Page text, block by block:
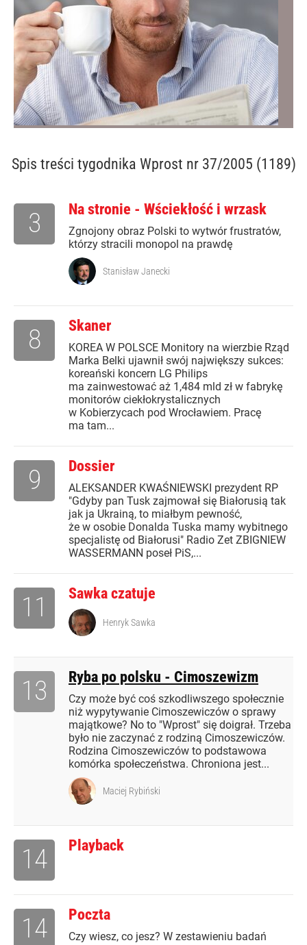
Spis treści tygodnika Wprost nr 37/2005 (1189)
Na stronie - Wściekłość i wrzask
Zgnojony obraz Polski to wytwór frustratów,
którzy stracili monopol na prawdę
3
Stanisław Janecki
Skaner
KOREA W POLSCE Monitory na wierzbie Rząd
Marka Belki ujawnił swój największy sukces:
koreański koncern LG Philips
ma zainwestować aż 1,484 mld zł w fabrykę
monitorów ciekłokrystalicznych
w Kobierzycach pod Wrocławiem. Pracę
ma tam...
8
Dossier
ALEKSANDER KWAŚNIEWSKI prezydent RP
"Gdyby pan Tusk zajmował się Białorusią tak
jak ja Ukrainą, to miałbym pewność,
że w osobie Donalda Tuska mamy wybitnego
specjalistę od Białorusi" Radio Zet ZBIGNIEW
WASSERMANN poseł PiS,...
9
Sawka czatuje
11 Henryk Sawka
Ryba po polsku - Cimoszewizm
Czy może być coś szkodliwszego społecznie
niż wypytywanie Cimoszewiczów o sprawy
majątkowe? No to "Wprost" się doigrał. Trzeba
było nie zaczynać z rodziną Cimoszewiczów.
Rodzina Cimoszewiczów to podstawowa
komórka społeczeństwa. Chroniona jest...
13
Maciej Rybiński
Playback
14
Poczta
Czy wiesz, co jesz? W zestawieniu badań
14